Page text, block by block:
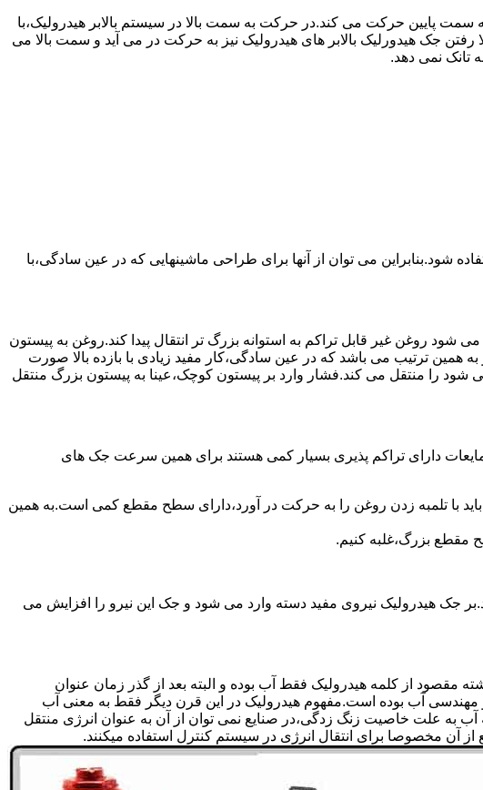
پایین حرکت می کند.در حرکت به سمت بالا در سیستم بالابر هیدرولیک،با
جک هیدورلیک بالابر های هیدرولیک نیز به حرکت در می آید و سمت بالا می
تانک نمی دهد.
شود.بنابراین می توان از آنها برای طراحی ماشینهایی که در عین سادگی،با
روغن غیر قابل تراکم به استوانه بزرگ تر انتقال پیدا کند.روغن به پیستون
همین ترتیب می باشد که در عین سادگی،کار مفید زیادی با بازده بالا صورت
شود را منتقل می کند.فشار وارد بر پیستون کوچک،عینا به پیستون بزرگ منتقل
دارای تراکم پذیری بسیار کمی هستند برای همین سرعت جک های
با تلمبه زدن روغن را به حرکت در آورد،دارای سطح مقطع کمی است.به همین
مقطع بزرگ،غلبه کنیم.
جک هیدرولیک نیروی مفید دسته وارد می شود و جک این نیرو را افزایش می
از کلمه هیدرولیک فقط آب بوده و البته بعد از گذر زمان عنوان
آب بوده است.مفهوم هیدرولیک در این قرن دیگر فقط به معنی آب
به علت خاصیت زنگ زدگی،در صنایع نمی توان از آن به عنوان انرژی منتقل
آن مخصوصا برای انتقال انرژی در سیستم کنترل استفاده میکنند.